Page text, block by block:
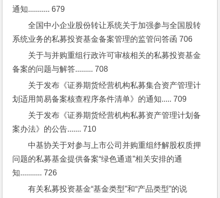
通知........... 679
全国中小企业股份转让系统关于加强参与全国股转
系统业务的私募投资基金备案管理的监管问答函 706
关于与并购重组行政许可审核相关的私募投资基金
备案的问题与解答......... 708
关于发布《证券期货经营机构私募集合资产管理计
划适用简易备案核查程序条件清单》的通知..... 709
关于发布《证券期货经营机构私募资产管理计划备
案办法》的公告....... 710
中基协关于对参与上市公司并购重组纾解股权质押
问题的私募基金提供备案“绿色通道”相关安排的通
知........... 726
有关私募投资基金“基金类型”和“产品类型”的说